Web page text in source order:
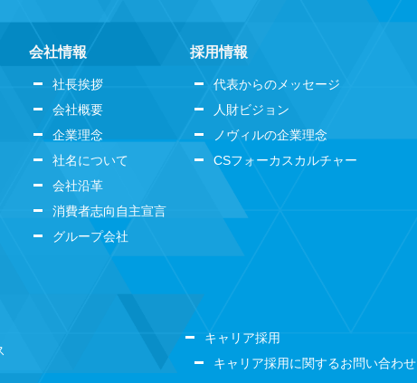
会社情報
社長挨拶
会社概要
企業理念
社名について
会社沿革
消費者志向自主宣言
グループ会社
採用情報
代表からのメッセージ
人財ビジョン
ノヴィルの企業理念
CSフォーカスカルチャー
キャリア採用
キャリア採用に関するお問い合わせ